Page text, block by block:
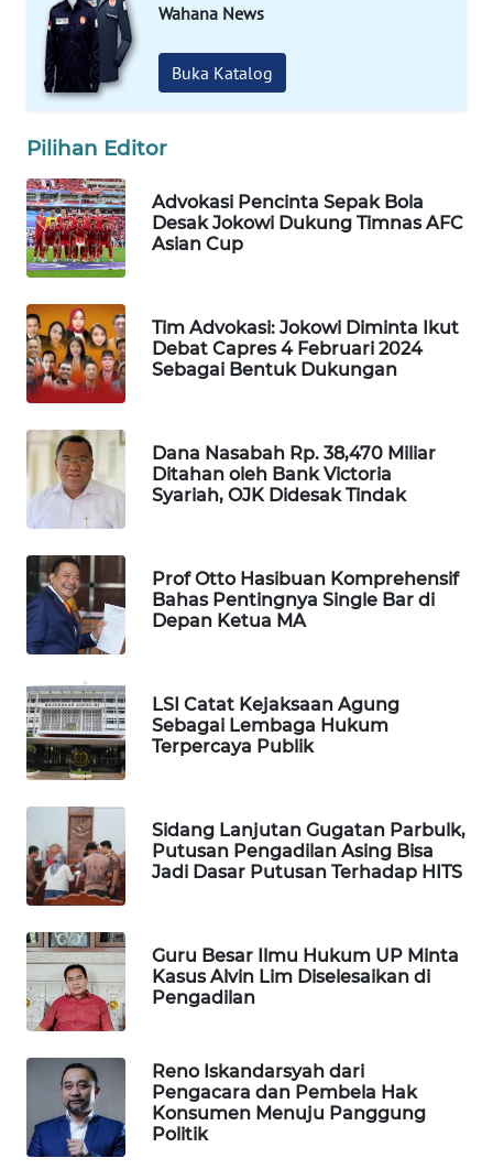
Wahana News
Buka Katalog
Pilihan Editor
Advokasi Pencinta Sepak Bola
Desak Jokowi Dukung Timnas AFC
Asian Cup
Tim Advokasi: Jokowi Diminta Ikut
Debat Capres 4 Februari 2024
Sebagai Bentuk Dukungan
Dana Nasabah Rp. 38,470 Miliar
Ditahan oleh Bank Victoria
Syariah, OJK Didesak Tindak
Prof Otto Hasibuan Komprehensif
Bahas Pentingnya Single Bar di
Depan Ketua MA
LSI Catat Kejaksaan Agung
Sebagai Lembaga Hukum
Terpercaya Publik
Sidang Lanjutan Gugatan Parbulk,
Putusan Pengadilan Asing Bisa
Jadi Dasar Putusan Terhadap HITS
Guru Besar Ilmu Hukum UP Minta
Kasus Alvin Lim Diselesaikan di
Pengadilan
Reno Iskandarsyah dari
Pengacara dan Pembela Hak
Konsumen Menuju Panggung
Politik
ID
WAHANANEWS
CO ID
WAHANANEWS
NET
WAHANA
SPORT
WAHANA
UMKM
WAHANA
WAHANA
PERSONA
WAHANA
OTOMOTIF
WAHANA
WAHANA
DESA
WISATA
LAPAK
WAHANA
Wahana
Network
KONSUMEN
LISTRIK
MASYARAKAT
KELISTRIKAN
WALINKI